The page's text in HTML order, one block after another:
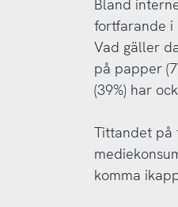
Bland
fortfarande i
Vad gäller
på papper
(39%) har
Tittandet på
komma